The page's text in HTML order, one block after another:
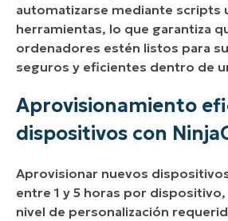
automatizarse mediante scripts
herramientas, lo que garantiza
ordenadores estén listos para
seguros y eficientes dentro de
Aprovisionamiento
dispositivos con
Aprovisionar nuevos
entre 1 y 5 horas por
nivel de personalización